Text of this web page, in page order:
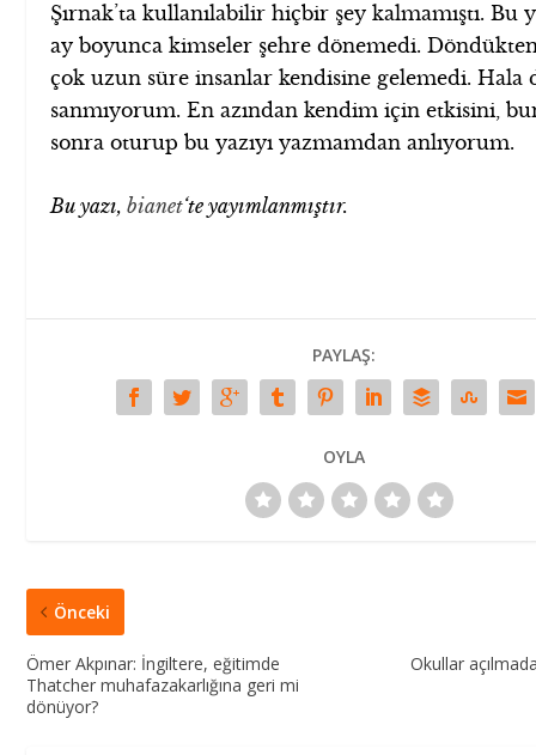
Şırnak’ta kullanılabilir hiçbir şey kalmamıştı. Bu
ay boyunca kimseler şehre dönemedi.
çok uzun süre insanlar kendisine gelemedi. Hala
sanmıyorum. En azından kendim için etkisini,
sonra oturup bu yazıyı yazmamdan anlıyorum.
Bu yazı,bianet‘te yayımlanmıştır.
PAYLAŞ:
OYLA
Önceki
Ömer Akpınar: İngiltere, eğitimde
Thatcher muhafazakarlığına geri mi
dönüyor?
Okullar